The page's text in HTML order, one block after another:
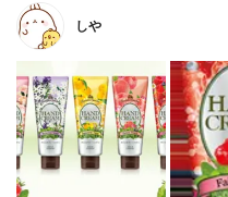
しや